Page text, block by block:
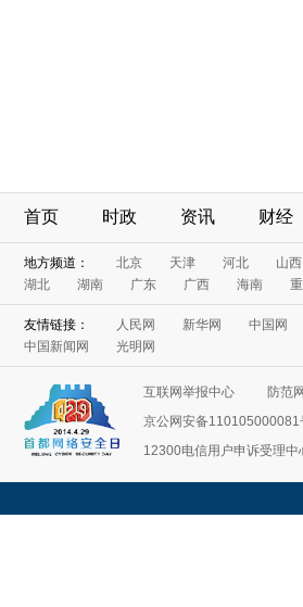
首页 时政 资讯 财经
地方频道： 北京 天津 河北
山西
湖北
湖南 广东 广西 海南
友情链接： 人民网 新华网
中国网
中国新闻网
光明网
互联网举报中心
防范
京公网安备110105000081
12300电信用户申诉受理中